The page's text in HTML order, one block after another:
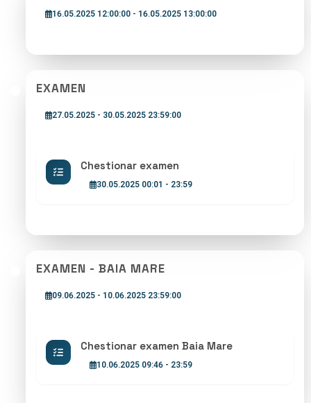
16.05.2025 12:00:00 - 16.05.2025 13:00:00
EXAMEN
27.05.2025 - 30.05.2025 23:59:00
Chestionar examen
30.05.2025 00:01 - 23:59
EXAMEN - BAIA MARE
09.06.2025 - 10.06.2025 23:59:00
Chestionar examen Baia Mare
10.06.2025 09:46 - 23:59